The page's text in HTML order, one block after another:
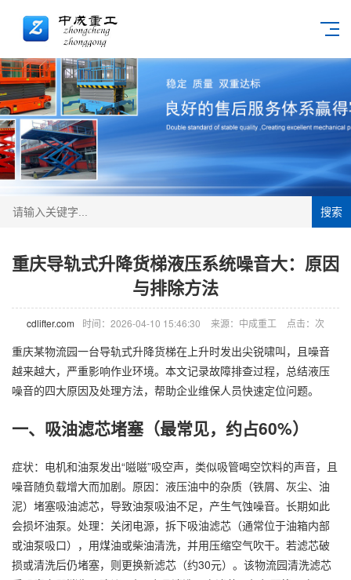
搜索
重庆导轨式升降货梯液压系统噪音大：原因
与排除方法
cdlifter.com 时间：2026-04-10 15:46:30 来源：中成重工 点击： 次
重庆某物流园一台导轨式升降货梯在上升时发出尖锐啸叫，且噪音
越来越大，严重影响作业环境。本文记录故障排查过程，总结液压
噪音的四大原因及处理方法，帮助企业维保人员快速定位问题。
一、吸油滤芯堵塞（最常见，约占60%）
症状：电机和油泵发出“嗞嗞”吸空声，类似吸管喝空饮料的声音，且
噪音随负载增大而加剧。原因：液压油中的杂质（铁屑、灰尘、油
泥）堵塞吸油滤芯，导致油泵吸油不足，产生气蚀噪音。长期如此
会损坏油泵。处理：关闭电源，拆下吸油滤芯（通常位于油箱内部
或油泵吸口），用煤油或柴油清洗，并用压缩空气吹干。若滤芯破
损或清洗后仍堵塞，则更换新滤芯（约30元）。该物流园清洗滤芯